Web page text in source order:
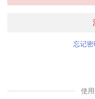
忘记密
使